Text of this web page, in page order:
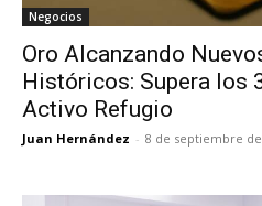
Negocios
Oro Alcanzando
Históricos: Supera los
Activo Refugio
Juan Hernández - 8 de septiembre de